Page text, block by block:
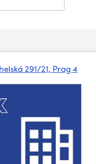
291/21, Prag 4